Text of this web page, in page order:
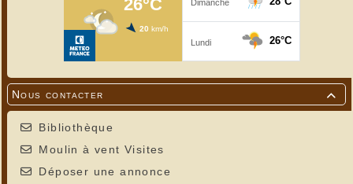

Nous contacter
Bibliothèque
Moulin à vent Visites
Déposer une annonce